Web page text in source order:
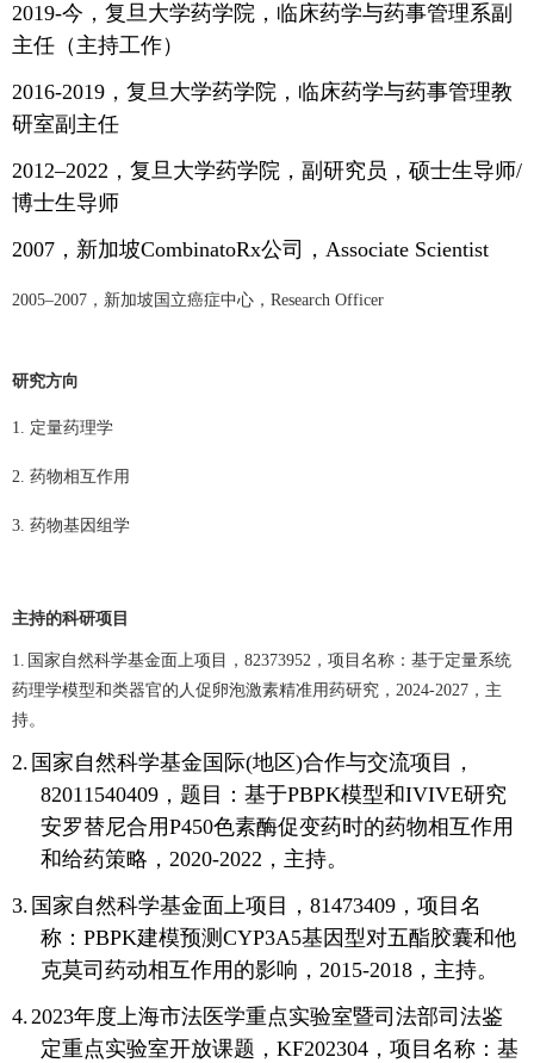
2019-今，复旦大学药学院，临床药学与药事管理系副
主任（主持工作）
2016-2019 ，复旦大学药学院，临床药学与药事管理教
研室副主任
2012–2022 ，复旦大学药学院，副研究员，硕士生导师/
博士生导师
2007 ，新加坡CombinatoRx公司， Associate Scientist
2005–2007 ，新加坡国立癌症中心， Research Officer
研究方向
1. 定量药理学
2. 药物相互作用
3. 药物基因组学
主持的科研项目
1. 国家自然科学基金面上项目， 82373952 ，项目名称：基于定量系统
药理学模型和类器官的人促卵泡激素精准用药研究， 2024-2027 ，主
持。
2. 国家自然科学基金国际(地区)合作与交流项目，
82011540409 ，题目：基于PBPK模型和IVIVE研究
安罗替尼合用P450色素酶促变药时的药物相互作用
和给药策略， 2020-2022 ，主持。
3. 国家自然科学基金面上项目， 81473409 ，项目名
称： PBPK建模预测 CYP3A5基因型对五酯胶囊和他
克莫司药动相互作用的影响， 2015-2018 ，主持。
4.2023年度上海市法医学重点实验室暨司法部司法鉴
定重点实验室开放课题， KF202304 ，项目名称：基